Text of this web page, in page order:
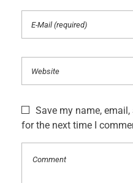
Save my name,
for the next time I